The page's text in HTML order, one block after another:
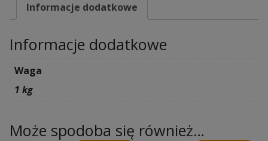
Informacje dodatkowe
Informacje dodatkowe
Waga
1 kg
Może spodoba się również…